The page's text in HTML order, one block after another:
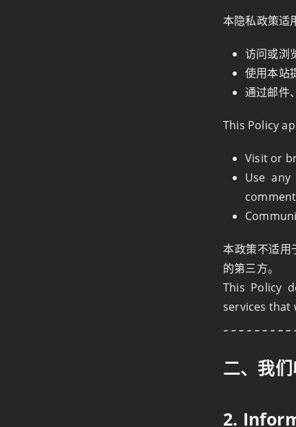
本隐私政策适
访问或浏
使用本站
通过邮件
This Policy
Visit or
Use
本政策不适用
的第三方。
This Policy
services that
二、我
2.